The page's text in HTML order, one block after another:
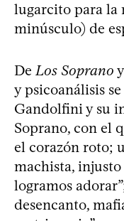
lugarcito para la
minúsculo) de
DeLos Soprano
y psicoanálisis
Gandolfini y su
Soprano, con el
el corazón roto;
machista,
logramos
desencanto,